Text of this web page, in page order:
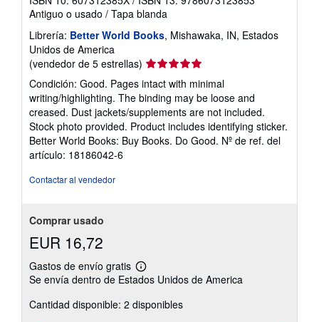
Antiguo o usado / Tapa blanda
Librería: Better World Books, Mishawaka, IN, Estados
Unidos de America
(vendedor de 5 estrellas) Calificación
vendedor:
5
de
5
estrellas
Condición: Good. Pages intact with minimal
writing/highlighting. The binding may be loose and
creased. Dust jackets/supplements are not included.
Stock photo provided. Product includes identifying sticker.
Better World Books: Buy Books. Do Good. Nº de ref. del
artículo: 18186042-6
Contactar al vendedor
Comprar usado
EUR 16,72
Gastos de envío gratis
Más
información
las
tarifas
Se envía dentro de Estados Unidos de America
Cantidad disponible: 2 disponibles